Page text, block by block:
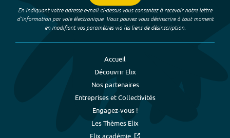
En indiquant votre adresse e-mail ci-dessus vous consentez à recevoir notre lettre
d’information par voie électronique. Vous pouvez vous désinscrire à tout moment
en modifiant vos paramètres via les liens de désinscription.
Accueil
Découvrir Elix
Nos partenaires
Entreprises et Collectivités
Engagez-vous !
Les Thèmes Elix
Elix académie